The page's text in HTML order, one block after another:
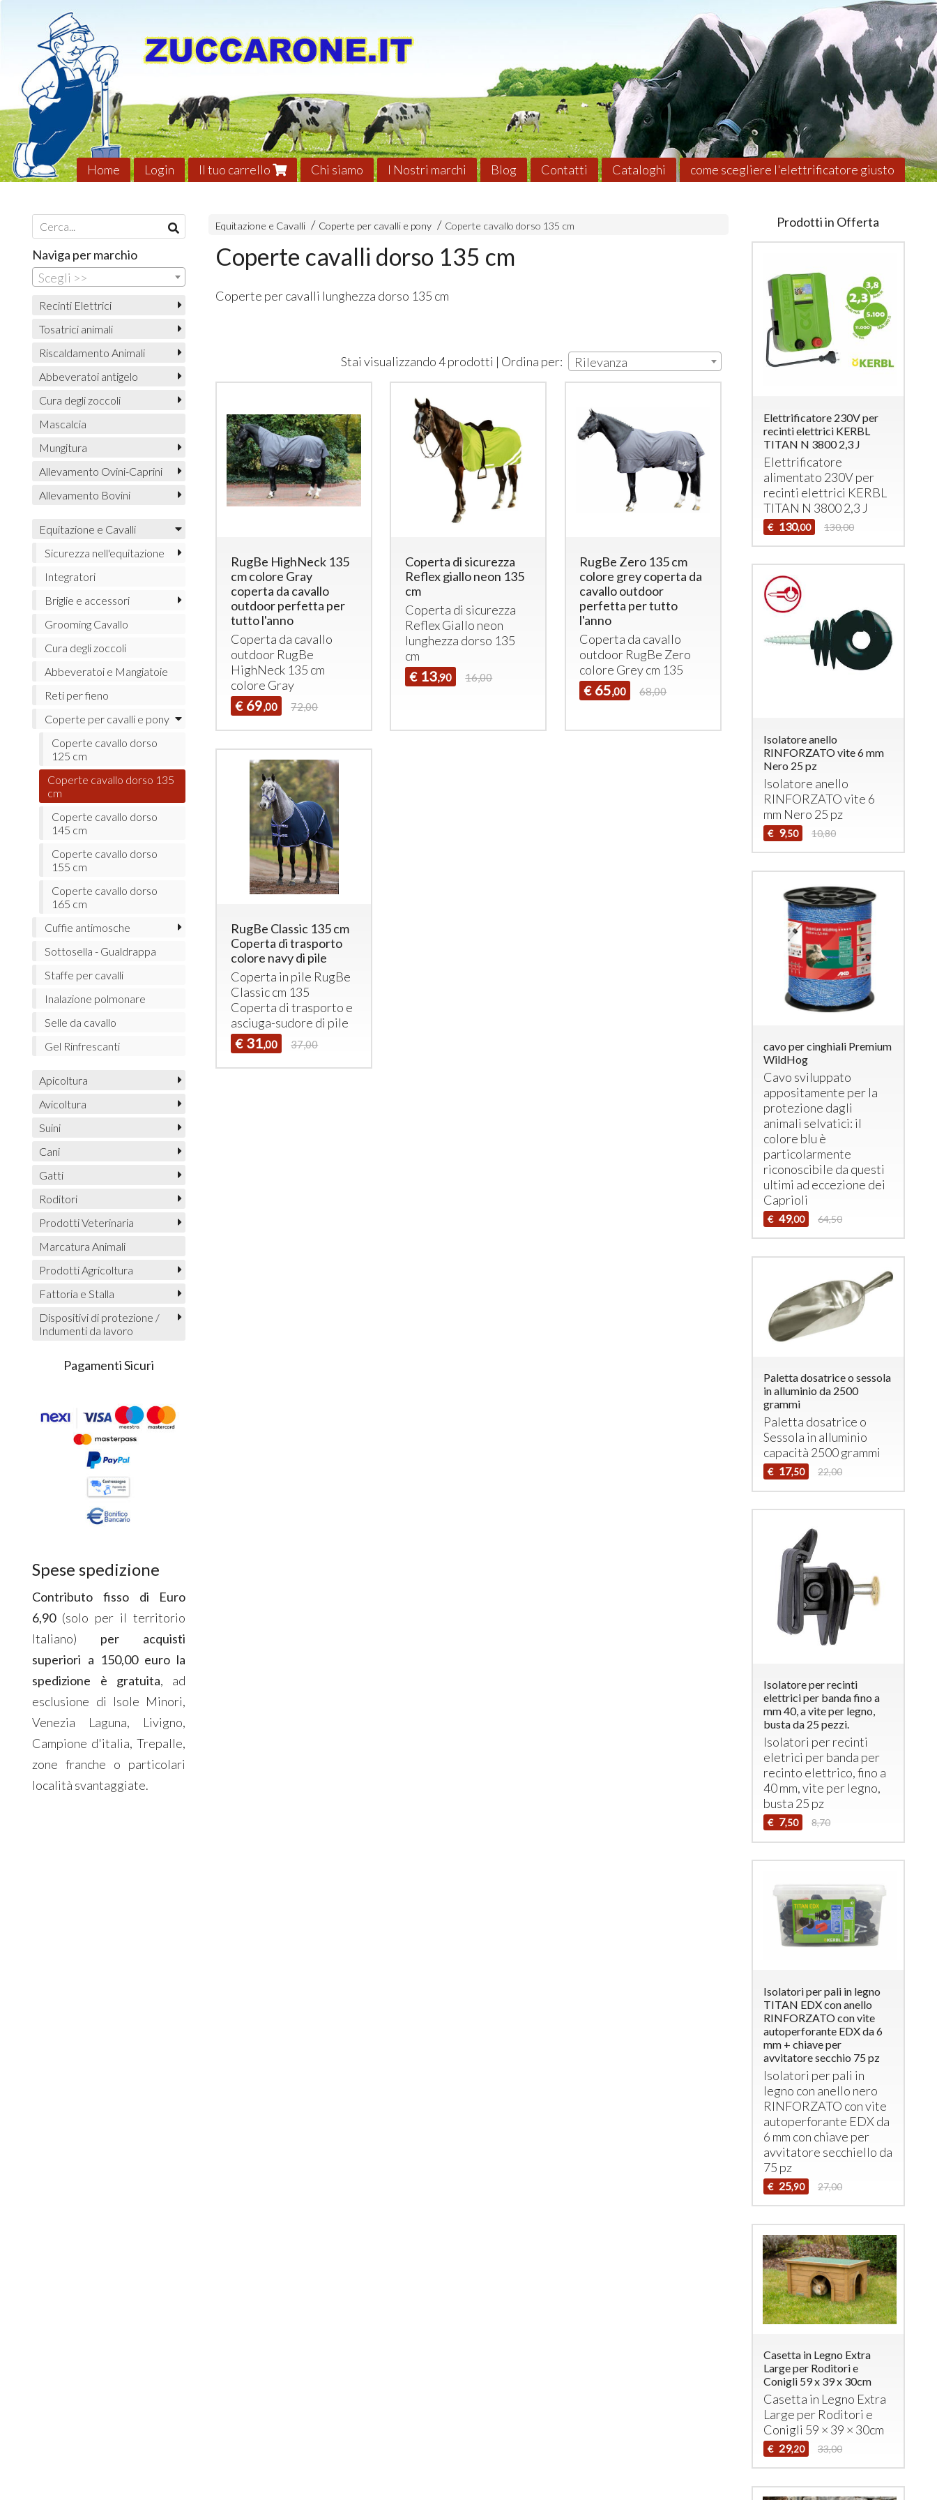
Home Login Il tuo carrello Chi siamo I Nostri marchi Blog Contatti Cataloghi come scegliere l'elettrificatore giusto
Equitazione e Cavalli Coperte per cavalli e pony Coperte cavallo dorso 135 cm
Coperte cavalli dorso 135 cm
Coperte per cavalli lunghezza dorso 135 cm
Stai visualizzando 4 prodotti | Ordina per: Rilevanza
RugBe HighNeck 135
cm colore Gray
coperta da cavallo
outdoor perfetta per
tutto l'anno
Coperta da cavallo
outdoor RugBe
HighNeck 135 cm
colore Gray
€ 69,00 72,00
Coperta di sicurezza
Reflex giallo neon 135
cm
Coperta di sicurezza
Reflex Giallo neon
lunghezza dorso 135
cm
€ 13,90 16,00
RugBe Zero 135 cm
colore grey coperta da
cavallo outdoor
perfetta per tutto
l'anno
Coperta da cavallo
outdoor RugBe Zero
colore Grey cm 135
€ 65,00 68,00
RugBe Classic 135 cm
Coperta di trasporto
colore navy di pile
Coperta in pile RugBe
Classic cm 135
Coperta di trasporto e
asciuga-sudore di pile
€ 31,00 37,00
Naviga per marchio
Scegli >>
Recinti Elettrici
Tosatrici animali
Riscaldamento Animali
Abbeveratoi antigelo
Cura degli zoccoli
Mascalcia
Mungitura
Allevamento Ovini-Caprini
Allevamento Bovini
Equitazione e Cavalli
Sicurezza nell'equitazione
Integratori
Briglie e accessori
Grooming Cavallo
Cura degli zoccoli
Abbeveratoi e Mangiatoie
Reti per fieno
Coperte per cavalli e pony
Coperte cavallo dorso
125 cm
Coperte cavallo dorso 135
cm
Coperte cavallo dorso
145 cm
Coperte cavallo dorso
155 cm
Coperte cavallo dorso
165 cm
Cuffie antimosche
Sottosella - Gualdrappa
Staffe per cavalli
Inalazione polmonare
Selle da cavallo
Gel Rinfrescanti
Apicoltura
Avicoltura
Suini
Cani
Gatti
Roditori
Prodotti Veterinaria
Marcatura Animali
Prodotti Agricoltura
Fattoria e Stalla
Dispositivi di protezione /
Indumenti da lavoro
Pagamenti Sicuri
Spese spedizione
Contributo fisso di Euro
6,90(solo per il territorio
Italiano) per acquisti
superiori a 150,00 euro la
spedizione è gratuita, ad
esclusione di Isole Minori,
Venezia Laguna, Livigno,
Campione d'italia, Trepalle,
zone franche o particolari
località svantaggiate.
Prodotti in Offerta
Elettrificatore 230V per
recinti elettrici KERBL
TITAN N 3800 2,3 J
Elettrificatore
alimentato 230V per
recinti elettrici KERBL
TITAN N 3800 2,3 J
€ 130,00 130,00
Isolatore anello
RINFORZATO vite 6 mm
Nero 25 pz
Isolatore anello
RINFORZATOvite 6
mm Nero 25 pz
€ 9,50 10,80
cavo per cinghiali Premium
WildHog
Cavo sviluppato
appositamente per la
protezione dagli
animali selvatici: il
colore blu è
particolarmente
riconoscibile da questi
ultimi ad eccezione dei
Caprioli
€ 49,00 64,50
Paletta dosatrice o sessola
in alluminio da 2500
grammi
Paletta dosatrice o
Sessola in alluminio
capacità 2500 grammi
€ 17,50 22,00
Isolatore per recinti
elettrici per banda fino a
mm 40, a vite per legno,
busta da 25 pezzi.
Isolatori per recinti
eletrici per banda per
recinto elettrico, fino a
40 mm, vite per legno,
busta 25 pz
€ 7,50 8,70
Isolatori per pali in legno
TITAN EDX con anello
RINFORZATO con vite
autoperforante EDX da 6
mm + chiave per
avvitatore secchio 75 pz
Isolatori per pali in
legno con anello nero
RINFORZATO con vite
autoperforante EDXda
6 mm con chiave per
avvitatore secchiello da
75 pz
€ 25,90 27,00
Casetta in Legno Extra
Large per Roditori e
Conigli 59 x 39 x 30cm
Casetta in Legno Extra
Large per Roditori e
Conigli 59 × 39 × 30cm
€ 29,20 33,00